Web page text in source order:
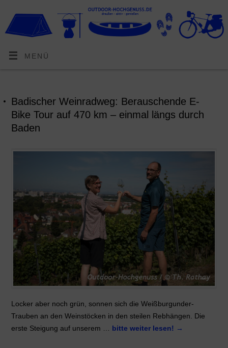
MENÜ
Badischer Weinradweg: Berauschende E-
Bike Tour auf 470 km – einmal längs durch
Baden
Locker aber noch grün, sonnen sich die Weißburgunder-
Trauben an den Weinstöcken in den steilen Rebhängen. Die
erste Steigung auf unserem … bitte weiter lesen! →